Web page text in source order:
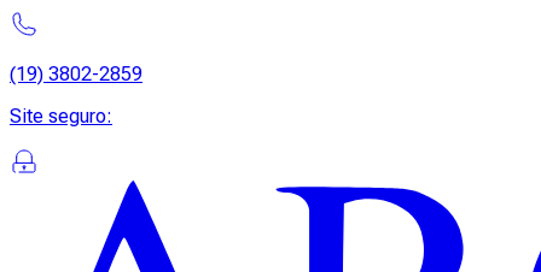
(19) 3802-2859
Site seguro: